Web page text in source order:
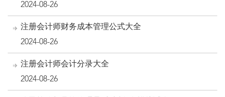
2024-08-26
注册会计师财务成本管理公式大全
2024-08-26
注册会计师会计分录大全
2024-08-26